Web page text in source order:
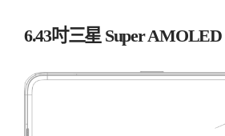
6.43吋三星 Super